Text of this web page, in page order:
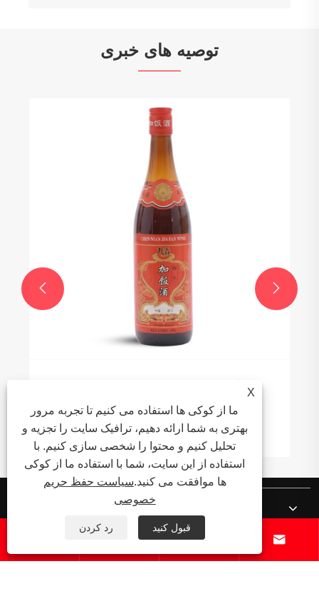
توصیه های خبری
بیشتر ببینید >>
 
محصولات
 
X
ما از کوکی ها استفاده می کنیم تا تجربه مرور
بهتری به شما ارائه دهیم، ترافیک سایت را تجزیه و
تحلیل کنیم و محتوا را شخصی سازی کنیم. با
استفاده از این سایت، شما با استفاده ما از کوکی
ها موافقت می کنید.سیاست حفظ حریم
خصوصی
رد کردن قبول کنید